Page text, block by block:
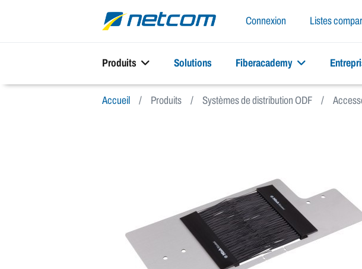
Connexion Listes
Produits Solutions Fiberacademy
Accueil Produits Systèmes de distribution ODF